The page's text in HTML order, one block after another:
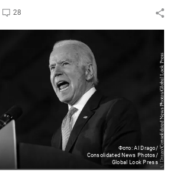
28
Фото: Al Drago/
Consolidated News Photos/
Global Look Press